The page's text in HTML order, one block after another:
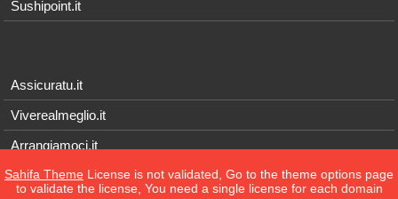
Sushipoint.it
Assicuratu.it
Viverealmeglio.it
Arrangiamoci.it
Tecnichef.it
Sahifa Theme License is not validated, Go to the theme options page
to validate the license, You need a single license for each domain